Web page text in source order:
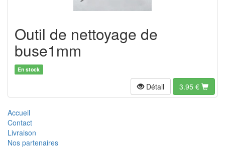
Outil de nettoyage de
buse1mm
En stock
Détail 3.95 €
Accueil
Contact
Livraison
Nos partenaires